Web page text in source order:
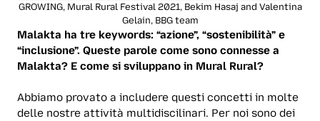
GROWING, Mural Rural Festival 2021, Bekim Hasaj and Valentina
Gelain, BBG team
Malakta ha tre keywords: “azione”, “sostenibilità” e
“inclusione”. Queste parole come sono connesse a
Malakta? E come si sviluppano in Mural Rural?
Abbiamo provato a includere questi concetti in molte
delle nostre attività multidiscilinari. Per noi sono dei